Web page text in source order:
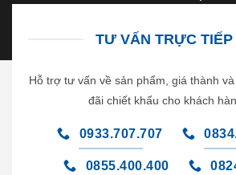
TƯ VẤN TRỰC TIẾP
Hỗ trợ tư vấn về sản phẩm, giá thành
đãi chiết khấu cho khách
0933.707.707
0855.400.400